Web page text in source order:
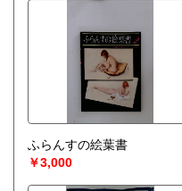
ふらんすの絵葉書
￥3,000